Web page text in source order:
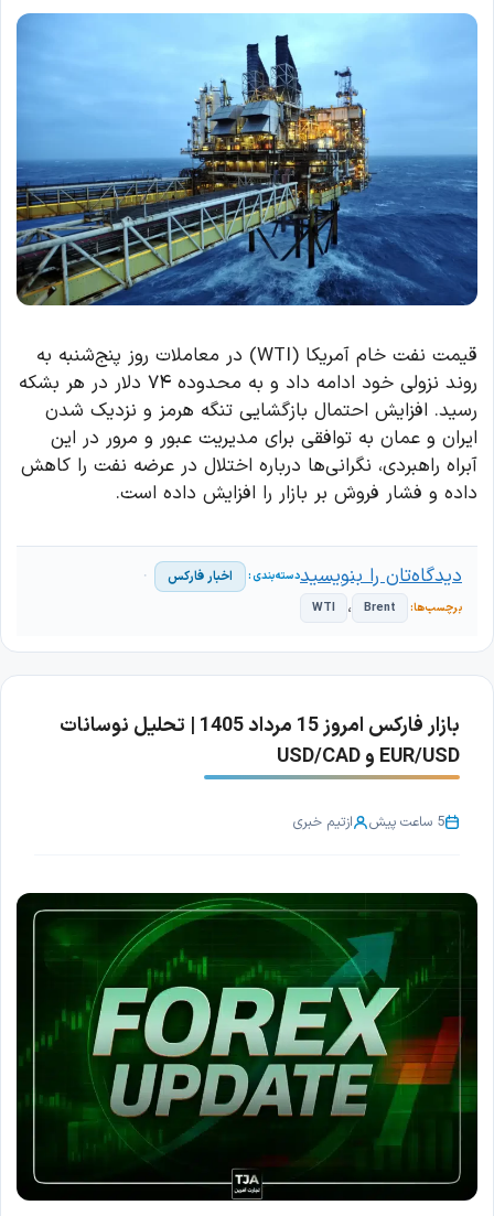
قیمت نفت خام آمریکا (WTI) در معاملات روز پنج‌شنبه به
روند نزولی خود ادامه داد و به محدوده ۷۴ دلار در هر بشکه
رسید. افزایش احتمال بازگشایی تنگه هرمز و نزدیک شدن
ایران و عمان به توافقی برای مدیریت عبور و مرور در این
آبراه راهبردی، نگرانی‌ها درباره اختلال در عرضه نفت را کاهش
داده و فشار فروش بر بازار را افزایش داده است.
اخبار فارکس
Brent ، WTI
دیدگاه‌تان را بنویسید
بازار فارکس امروز 15 مرداد 1405 | تحلیل نوسانات
EUR/USD و USD/CAD
5 ساعت پیش ازتیم خبری